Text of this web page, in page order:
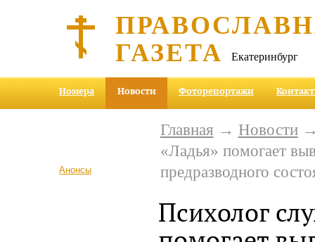
ГАЗЕТА Екатеринбург
Номера Новости Фоторепортажи
Анонсы
Главная → Новости→
«Ладья» помогает
предразводного
Психолог